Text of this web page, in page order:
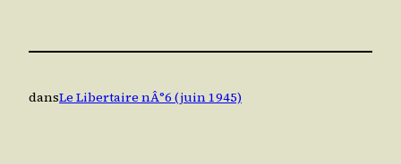
dansLe Libertaire nÂ°6 (juin 1945)